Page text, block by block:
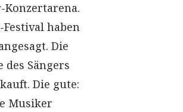
haben
Die
Sängers
Die gute:
Musiker